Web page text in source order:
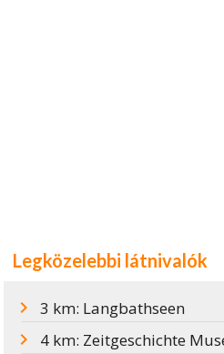
Legközelebbi látnivalók
3 km: Langbathseen
4 km: Zeitgeschichte